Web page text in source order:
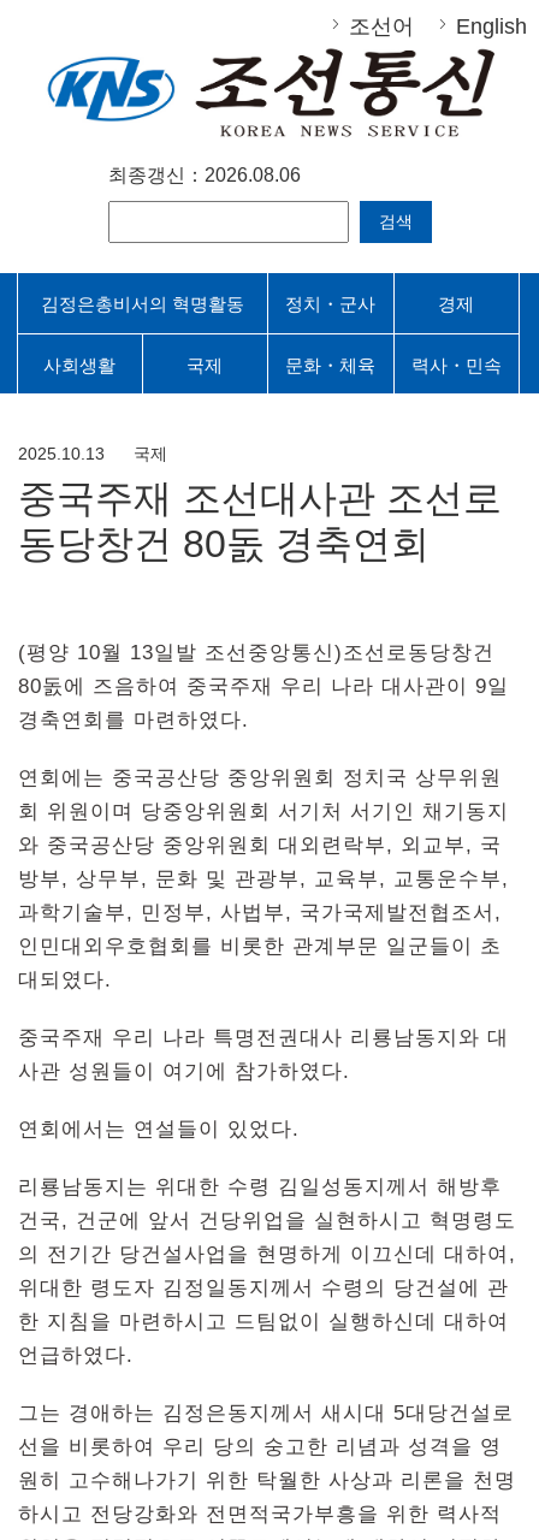
조선어 English
최종갱신：2026.08.06
검색
김정은총비서의 혁명활동 정치・군사 경제
사회생활 국제 문화・체육 력사・민속
2025.10.13 국제
중국주재 조선대사관 조선로
동당창건 80돐 경축연회
(평양 10월 13일발 조선중앙통신)조선로동당창건
80돐에 즈음하여 중국주재 우리 나라 대사관이 9일
경축연회를 마련하였다.
연회에는 중국공산당 중앙위원회 정치국 상무위원
회 위원이며 당중앙위원회 서기처 서기인 채기동지
와 중국공산당 중앙위원회 대외련락부, 외교부, 국
방부, 상무부, 문화 및 관광부, 교육부, 교통운수부,
과학기술부, 민정부, 사법부, 국가국제발전협조서,
인민대외우호협회를 비롯한 관계부문 일군들이 초
대되였다.
중국주재 우리 나라 특명전권대사 리룡남동지와 대
사관 성원들이 여기에 참가하였다.
연회에서는 연설들이 있었다.
리룡남동지는 위대한 수령 김일성동지께서 해방후
건국, 건군에 앞서 건당위업을 실현하시고 혁명령도
의 전기간 당건설사업을 현명하게 이끄신데 대하여,
위대한 령도자 김정일동지께서 수령의 당건설에 관
한 지침을 마련하시고 드팀없이 실행하신데 대하여
언급하였다.
그는 경애하는 김정은동지께서 새시대 5대당건설로
선을 비롯하여 우리 당의 숭고한 리념과 성격을 영
원히 고수해나가기 위한 탁월한 사상과 리론을 천명
하시고 전당강화와 전면적국가부흥을 위한 력사적